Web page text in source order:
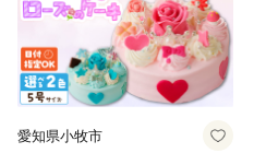
愛知県小牧市